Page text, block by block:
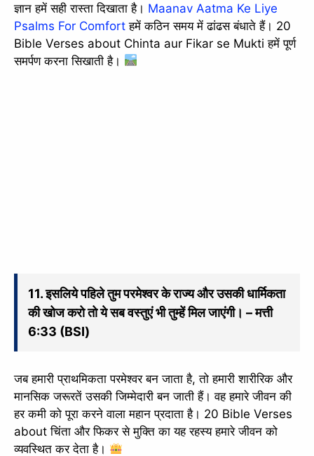
ज्ञान हमें सही रास्ता दिखाता है। Maanav Aatma Ke Liye
Psalms For Comfort हमें कठिन समय में ढांढस बंधाते हैं। 20
Bible Verses about Chinta aur Fikar se Mukti हमें पूर्ण
समर्पण करना सिखाती है।
11. इसलिये पहिले तुम परमेश्वर के राज्य और उसकी धार्मिकता
की खोज करो तो ये सब वस्तुएं भी तुम्हें मिल जाएंगी। – मत्ती
6:33 (BSI)
जब हमारी प्राथमिकता परमेश्वर बन जाता है, तो हमारी शारीरिक और
मानसिक जरूरतें उसकी जिम्मेदारी बन जाती हैं। वह हमारे जीवन की
हर कमी को पूरा करने वाला महान प्रदाता है। 20 Bible Verses
about चिंता और फिकर से मुक्ति का यह रहस्य हमारे जीवन को
व्यवस्थित कर देता है।